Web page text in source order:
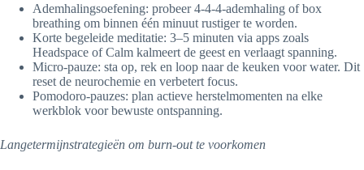
Ademhalingsoefening: probeer 4-4-4-ademhaling of box
breathing om binnen één minuut rustiger te worden.
Korte begeleide meditatie: 3–5 minuten via apps zoals
Headspace of Calm kalmeert de geest en verlaagt spanning.
Micro-pauze: sta op, rek en loop naar de keuken voor water. Dit
reset de neurochemie en verbetert focus.
Pomodoro-pauzes: plan actieve herstelmomenten na elke
werkblok voor bewuste ontspanning.
Langetermijnstrategieën om burn-out te voorkomen